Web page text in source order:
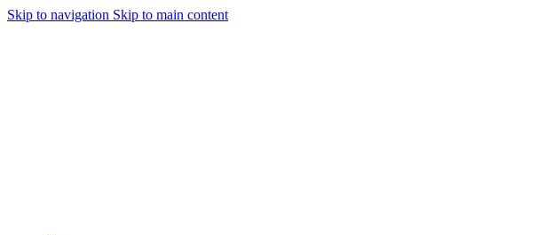
Skip to navigation Skip to main content